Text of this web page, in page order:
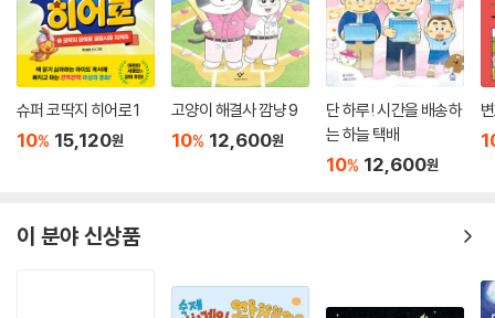
-kjs11446
미니를 통해 친구들 간의 우정과 소통 그리고 관계에 대해 배운다
〈미니 미니〉 시리즈는 아이들의 관계와 소통에 대해서 세련되게 이야기하
고 있음은 물론 빠른 전개와 재치 있는 유머, 다양한 소재로 생생하게 풀어
가는 아이들의 심리묘사는 시간이 지났음에도 전혀 퇴색되지 않고 꾸준하
특히 독일의 어린이들이 겪는 문화적인 관습과 생활 모습 등을 잘 표현하
기로 꾸며져 있습니다. 자신의 행복을 찾기 위해 노력하는 미니의 모습과
슈퍼 코딱지 히어로 1
10% 15,120원
고양이 해결사 깜냥 9
10% 12,600원
단 하루! 시간을 배송하
는 하늘 택배
10% 12,600원
이 분야 신상품